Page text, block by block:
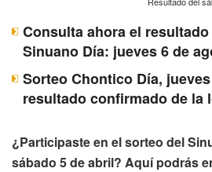
Consulta ahora el
Sinuano Día: jueves 6 de
Sorteo Chontico Día,
resultado confirmado de la
¿Participaste en el sorteo del
sábado 5 de abril? Aquí podrás